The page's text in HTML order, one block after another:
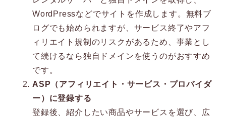
注意点2.詐欺やねずみ講に注意
注意点3.扶養と確定申告を理解する
注意点4.本業は「学生」であることを忘れ
ない
大学生がアフィリエイト起業を学ぶならユ
ースキャリア教育機構へ
WordPressなどでサイトを作成します。無料ブ
ログでも始められますが、サービス終了やアフ
ィリエイト規制のリスクがあるため、事業とし
て続けるなら独自ドメインを使うのがおすすめ
です。
ASP（アフィリエイト・サービス・プロバイダ
ー）に登録する
登録後、紹介したい商品やサービスを選び、広